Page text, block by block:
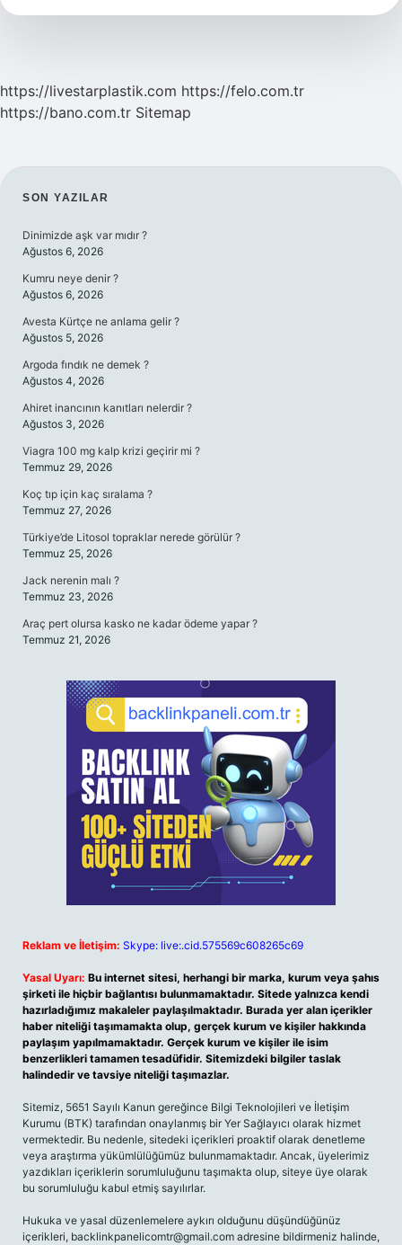
https://livestarplastik.com https://felo.com.tr
https://bano.com.tr Sitemap
SIDEBAR
SON YAZILAR
Dinimizde aşk var mıdır ?
Ağustos 6, 2026
Kumru neye denir ?
Ağustos 6, 2026
Avesta Kürtçe ne anlama gelir ?
Ağustos 5, 2026
Argoda fındık ne demek ?
Ağustos 4, 2026
Ahiret inancının kanıtları nelerdir ?
Ağustos 3, 2026
Viagra 100 mg kalp krizi geçirir mi ?
Temmuz 29, 2026
Koç tıp için kaç sıralama ?
Temmuz 27, 2026
Türkiye’de Litosol topraklar nerede görülür ?
Temmuz 25, 2026
Jack nerenin malı ?
Temmuz 23, 2026
Araç pert olursa kasko ne kadar ödeme yapar ?
Temmuz 21, 2026
Reklam ve İletişim: Skype: live:.cid.575569c608265c69
Yasal Uyarı: Bu internet sitesi, herhangi bir marka, kurum veya şahıs
şirketi ile hiçbir bağlantısı bulunmamaktadır. Sitede yalnızca kendi
hazırladığımız makaleler paylaşılmaktadır. Burada yer alan içerikler
haber niteliği taşımamakta olup, gerçek kurum ve kişiler hakkında
paylaşım yapılmamaktadır. Gerçek kurum ve kişiler ile isim
benzerlikleri tamamen tesadüfidir. Sitemizdeki bilgiler taslak
halindedir ve tavsiye niteliği taşımazlar.
Sitemiz, 5651 Sayılı Kanun gereğince Bilgi Teknolojileri ve İletişim
Kurumu (BTK) tarafından onaylanmış bir Yer Sağlayıcı olarak hizmet
vermektedir. Bu nedenle, sitedeki içerikleri proaktif olarak denetleme
veya araştırma yükümlülüğümüz bulunmamaktadır. Ancak, üyelerimiz
yazdıkları içeriklerin sorumluluğunu taşımakta olup, siteye üye olarak
bu sorumluluğu kabul etmiş sayılırlar.
Hukuka ve yasal düzenlemelere aykırı olduğunu düşündüğünüz
içerikleri, backlinkpanelicomtr@gmail.com adresine bildirmeniz halinde,